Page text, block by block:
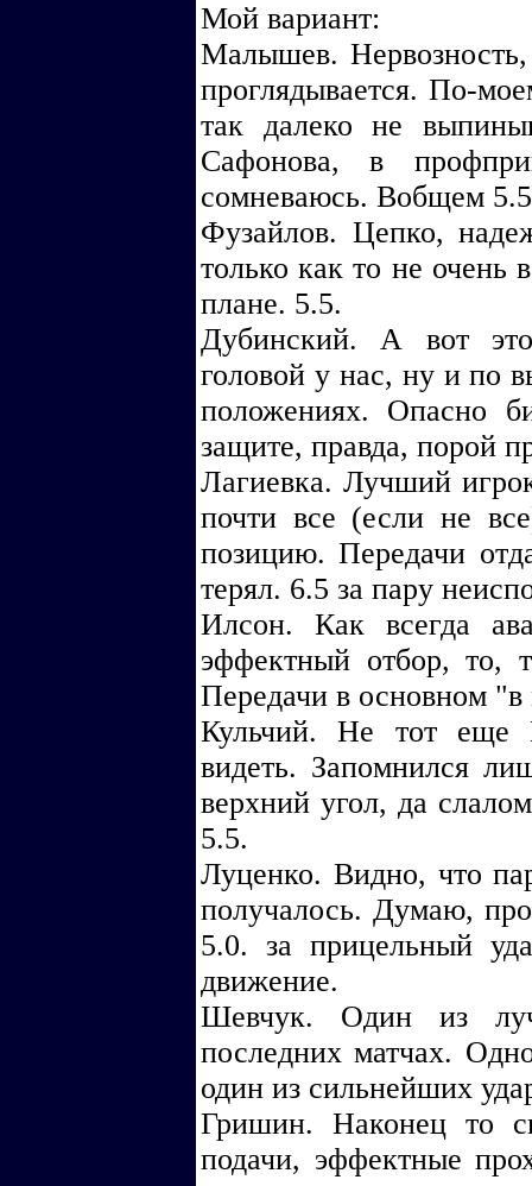
Мой вариант:
Малышев. Нервозность,
проглядывается. По-
так далеко не
Сафонова, в
сомневаюсь. Вобщем
Фузайлов. Цепко,
только как то не очень
плане. 5.5.
Дубинский. А вот
головой у нас, ну и по
положениях. Опасно
защите, правда, порой
Лагиевка. Лучший
почти все (если не
позицию. Передачи
терял. 6.5 за пару
Илсон. Как всегда
эффектный отбор, то,
Передачи в основном
Кульчий. Не тот еще
видеть. Запомнился
верхний угол, да
5.5.
Луценко. Видно, что
получалось. Думаю,
5.0. за прицельный
движение.
Шевчук. Один из
последних матчах.
один из сильнейших
Гришин. Наконец то
подачи, эффектные